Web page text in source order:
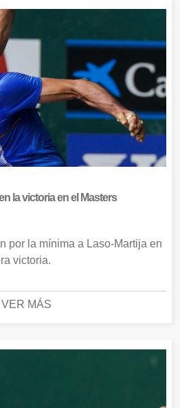
la victoria en el Masters
por la mínima a Laso-Martija en
victoria.
VER MÁS